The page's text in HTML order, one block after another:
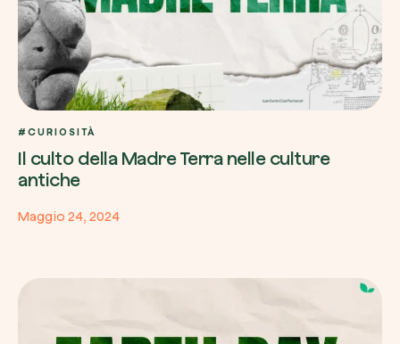
#CURIOSITÀ
Il culto della Madre Terra nelle culture
antiche
Maggio 24, 2024